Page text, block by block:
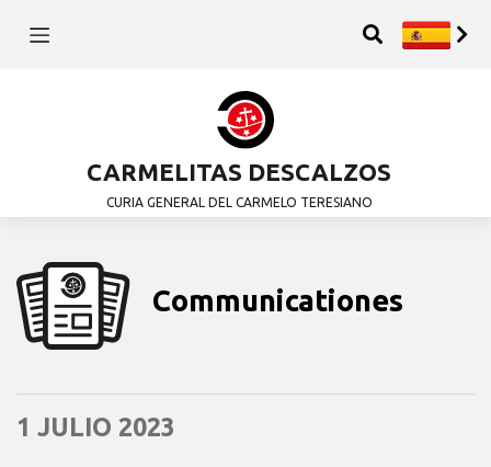
CARMELITAS DESCALZOS
CURIA GENERAL DEL CARMELO TERESIANO
Communicationes
1 JULIO 2023